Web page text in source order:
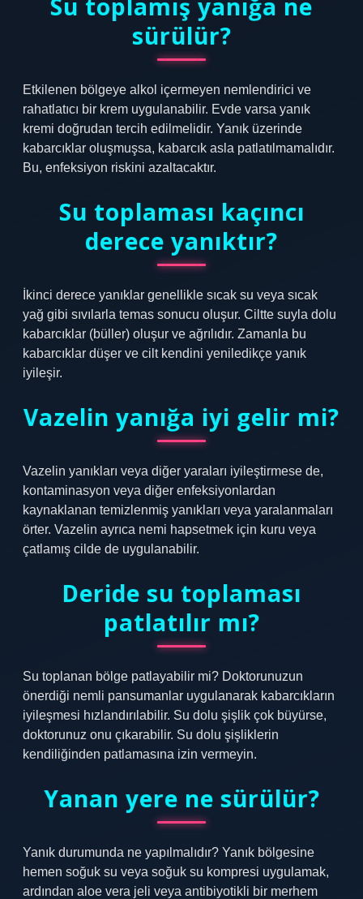
Su toplamış yanığa ne
sürülür?
Etkilenen bölgeye alkol içermeyen nemlendirici ve
rahatlatıcı bir krem ​​uygulanabilir. Evde varsa yanık
kremi doğrudan tercih edilmelidir. Yanık üzerinde
kabarcıklar oluşmuşsa, kabarcık asla patlatılmamalıdır.
Bu, enfeksiyon riskini azaltacaktır.
Su toplaması kaçıncı
derece yanıktır?
İkinci derece yanıklar genellikle sıcak su veya sıcak
yağ gibi sıvılarla temas sonucu oluşur. Ciltte suyla dolu
kabarcıklar (büller) oluşur ve ağrılıdır. Zamanla bu
kabarcıklar düşer ve cilt kendini yeniledikçe yanık
iyileşir.
Vazelin yanığa iyi gelir mi?
Vazelin yanıkları veya diğer yaraları iyileştirmese de,
kontaminasyon veya diğer enfeksiyonlardan
kaynaklanan temizlenmiş yanıkları veya yaralanmaları
örter. Vazelin ayrıca nemi hapsetmek için kuru veya
çatlamış cilde de uygulanabilir.
Deride su toplaması
patlatılır mı?
Su toplanan bölge patlayabilir mi? Doktorunuzun
önerdiği nemli pansumanlar uygulanarak kabarcıkların
iyileşmesi hızlandırılabilir. Su dolu şişlik çok büyürse,
doktorunuz onu çıkarabilir. Su dolu şişliklerin
kendiliğinden patlamasına izin vermeyin.
Yanan yere ne sürülür?
Yanık durumunda ne yapılmalıdır? Yanık bölgesine
hemen soğuk su veya soğuk su kompresi uygulamak,
ardından aloe vera jeli veya antibiyotikli bir merhem